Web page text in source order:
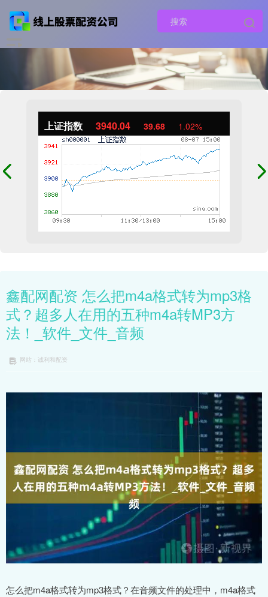
上证指数 3940.04 39.68 1.02%
鑫配网配资 怎么把m4a格式转为mp3格
式？超多人在用的五种m4a转MP3方
法！_软件_文件_音频
网站：诚利和配资
怎么把m4a格式转为mp3格式？在音频文件的处理中，m4a格式